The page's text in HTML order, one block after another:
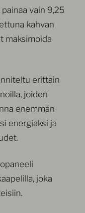
vain 9,25
kahvan
maksimoida
erittäin
joiden
enemmän
energiaksi ja
joka